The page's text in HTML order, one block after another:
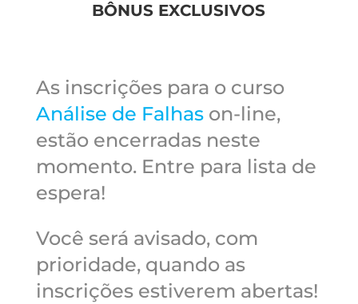
BÔNUS EXCLUSIVOS
As inscrições para o curso
Análise de Falhason-line,
estão encerradas neste
momento. Entre para lista de
espera!
Você será avisado, com
prioridade, quando as
inscrições estiverem abertas!